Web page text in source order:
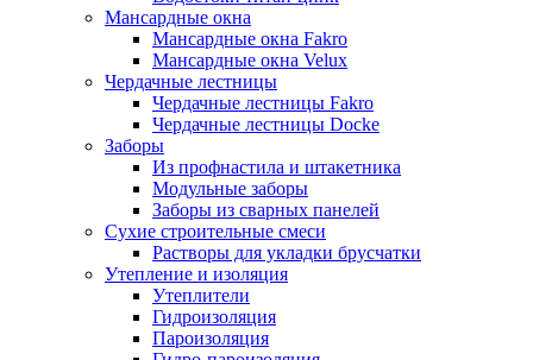
Мансардные окна
Мансардные окна Fakro
Мансардные окна Velux
Чердачные лестницы
Чердачные лестницы Fakro
Чердачные лестницы Docke
Заборы
Из профнастила и штакетника
Модульные заборы
Заборы из сварных панелей
Сухие строительные смеси
Растворы для укладки брусчатки
Утепление и изоляция
Утеплители
Гидроизоляция
Пароизоляция